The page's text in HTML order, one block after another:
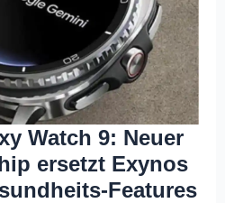
Watch 9: Neuer
ersetzt Exynos
Features